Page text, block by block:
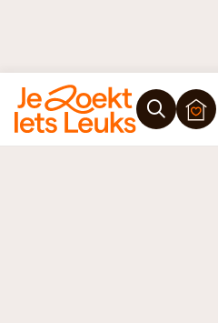
Vrijblijvende offerte